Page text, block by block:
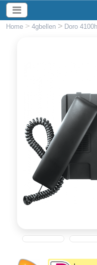
Home > 4gbellen > Doro